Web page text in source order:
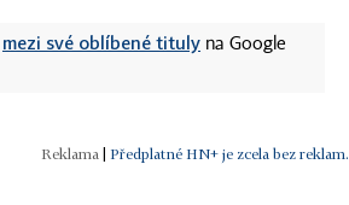
mezi své oblíbené tituly na Google
| Předplatné HN+ je zcela bez reklam.